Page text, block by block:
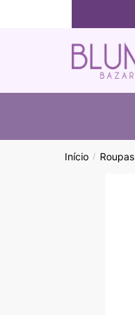
Início / Roupas